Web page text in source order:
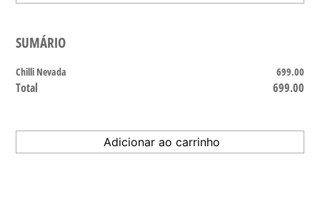
SUMÁRIO
Chilli Nevada 699.00
Total 699.00